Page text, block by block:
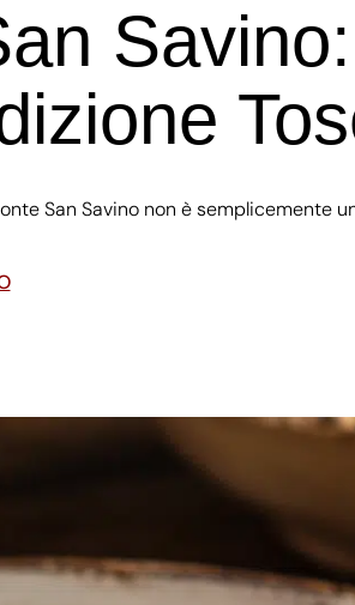
San Savino non è semplicemente